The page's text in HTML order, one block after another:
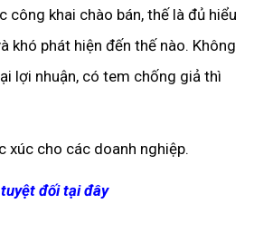
khai chào bán, thế là đủ hiểu
khó phát hiện đến thế nào. Không
lợi nhuận, có tem chống giả thì
xúc cho các doanh nghiệp.
tuyệt đối tại đây